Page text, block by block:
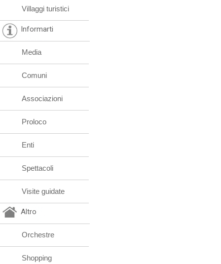
Villaggi turistici
Informarti
Media
Comuni
Associazioni
Proloco
Enti
Spettacoli
Visite guidate
Altro
Orchestre
Shopping